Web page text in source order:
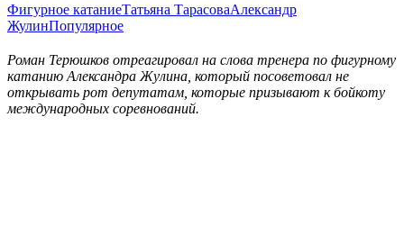
Фигурное катаниеТатьяна ТарасоваАлександр
ЖулинПопулярное
Роман Терюшков отреагировал на слова тренера по фигурному
катанию Александра Жулина, который посоветовал не
открывать рот депутатам, которые призывают к бойкоту
международных соревнований.